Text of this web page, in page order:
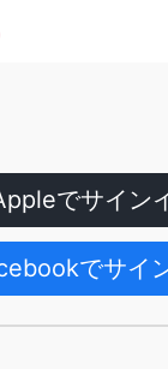
でサイン
でサイ